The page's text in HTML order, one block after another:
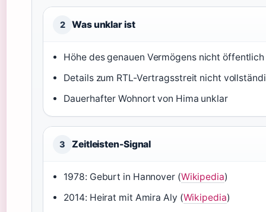
2 Was unklar ist
Höhe des genauen Vermögens nicht öffentlich
Details zum RTL-Vertragsstreit nicht
Dauerhafter Wohnort von Hima unklar
3 Zeitleisten-Signal
1978: Geburt in Hannover (Wikipedia)
2014: Heirat mit Amira Aly (Wikipedia)